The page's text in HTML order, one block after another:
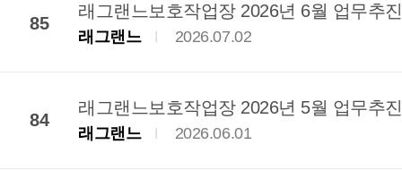
85
래그랜느보호작업장 2026년 6월 업무추
래그랜느 2026.07.02
84
래그랜느보호작업장 2026년 5월 업무추
래그랜느 2026.06.01